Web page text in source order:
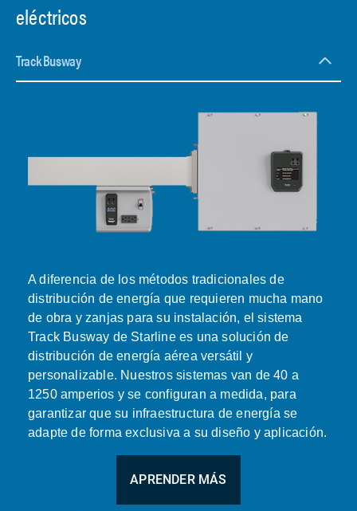
eléctricos
Track Busway
A diferencia de los métodos tradicionales de
distribución de energía que requieren mucha mano
de obra y zanjas para su instalación, el sistema
Track Busway de Starline es una solución de
distribución de energía aérea versátil y
personalizable. Nuestros sistemas van de 40 a
1250 amperios y se configuran a medida, para
garantizar que su infraestructura de energía se
adapte de forma exclusiva a su diseño y aplicación.
APRENDER MÁS